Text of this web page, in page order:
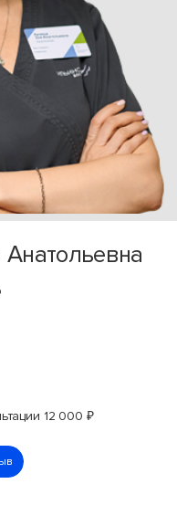
Анатольевна
12 000 ₽